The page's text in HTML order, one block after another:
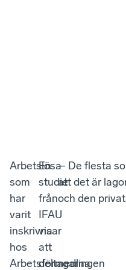
Arbetslösa
som
har
varit
inskrivna
hos
Arbetsförmedlingen
En
studie
från
IFAU
visar
att
deltagarna
– De flesta
att det är
och den